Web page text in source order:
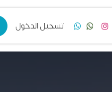
فرع الزرقاء تسجيل الدخول